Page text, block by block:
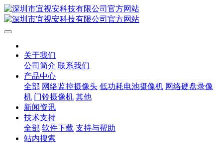
关于我们
公司简介 联系我们
产品中心
全部 网络监控摄像头 低功耗电池摄像机 网络硬盘录像
机 门铃摄像机 其他
新闻资讯
技术支持
全部 软件下载 支持与帮助
站内搜索